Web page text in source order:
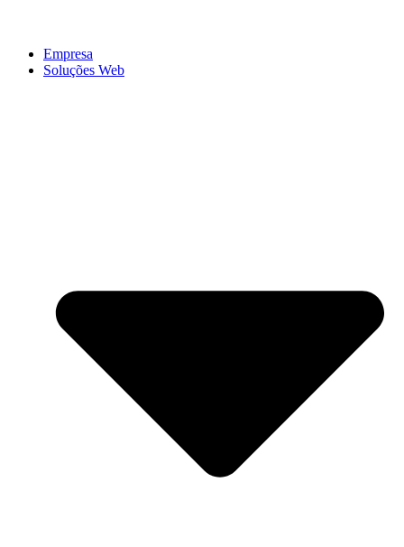
Empresa
Soluções Web